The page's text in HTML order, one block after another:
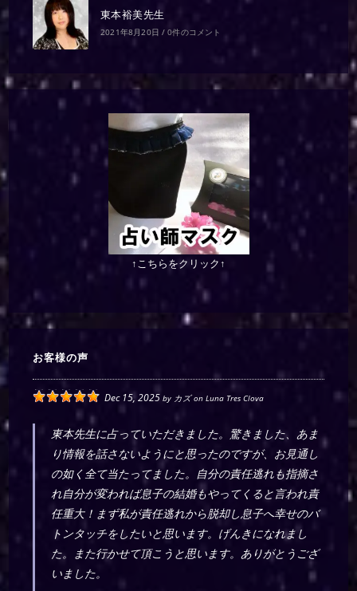
東本裕美先生
2021年8月20日 / 0件のコメント
↑こちらをクリック↑
お客様の声
Dec 15, 2025 by カズonLuna Tres Clova
東本先生に占っていただきました。驚きました、あま
り情報を話さないようにと思ったのですが、お見通し
の如く全て当たってました。自分の責任逃れも指摘さ
れ自分が変われば息子の結婚もやってくると言われ責
任重大！まず私が責任逃れから脱却し息子へ幸せのバ
トンタッチをしたいと思います。げんきになれまし
た。また行かせて頂こうと思います。ありがとうござ
いました。